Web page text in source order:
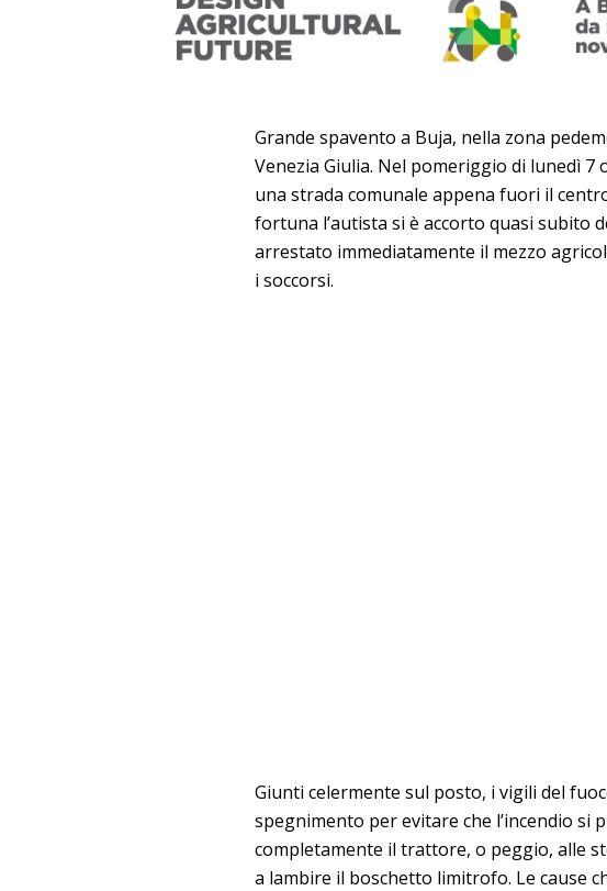
Grande spavento a Buja, nella zona
Venezia Giulia. Nel pomeriggio di lunedì
una strada comunale appena fuori il
fortuna l’autista si è accorto quasi subito
arrestato immediatamente il mezzo
i soccorsi.
Giunti celermente sul posto, i vigili del
spegnimento per evitare che l’incendio si
completamente il trattore, o peggio, alle
a lambire il boschetto limitrofo. Le cause